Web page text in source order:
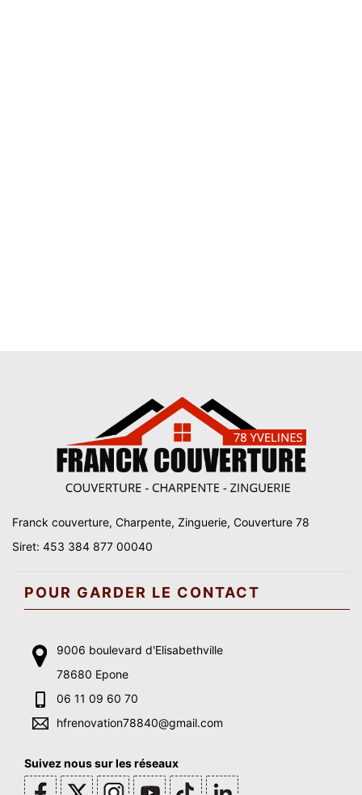
Franck couverture, Charpente, Zinguerie, Couverture 78
Siret: 453 384 877 00040
POUR GARDER LE CONTACT
9006 boulevard d'Elisabethville
78680 Epone
06 11 09 60 70
hfrenovation78840@gmail.com
Suivez nous sur les réseaux